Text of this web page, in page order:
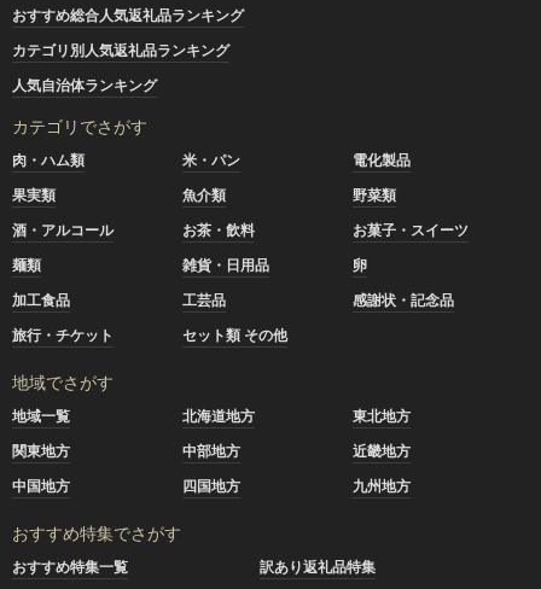
おすすめ総合人気返礼品ランキング
カテゴリ別人気返礼品ランキング
人気自治体ランキング
カテゴリでさがす
肉・ハム類 米・パン
電化製品
果実類
魚介類
野菜類
酒・アルコール
お茶・飲料
お菓子・スイーツ
麺類
雑貨・日用品
卵
加工食品
工芸品
感謝状・記念品
旅行・チケット
セット類 その他
地域でさがす
地域一覧 北海道地方
東北地方
関東地方
中部地方
近畿地方
中国地方
四国地方 九州地方
おすすめ特集でさがす
おすすめ特集一覧
訳あり返礼品特集